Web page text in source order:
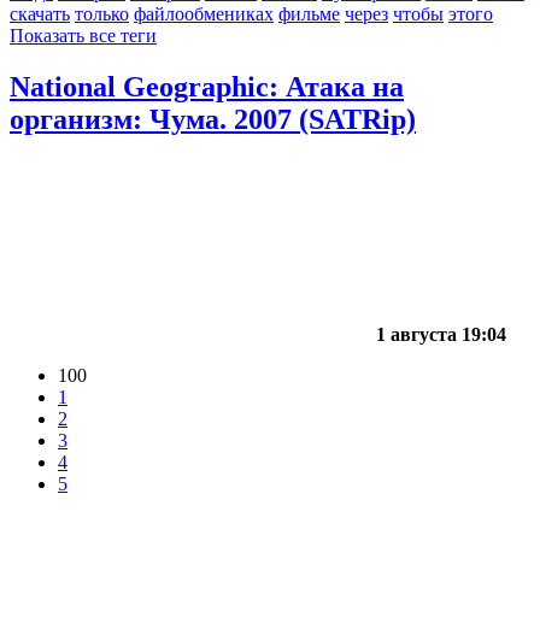
скачать только файлообмениках фильме через чтобы этого
Показать все теги
National Geographic: Атака на
организм: Чума. 2007 (SATRip)
1 августа 19:04
100
1
2
3
4
5